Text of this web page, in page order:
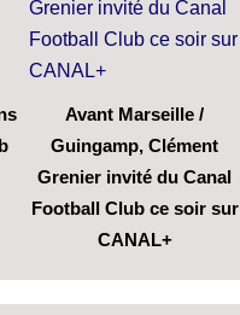
Avant Marseille /
Guingamp, Clément
Grenier invité du Canal
Football Club ce soir sur
CANAL+